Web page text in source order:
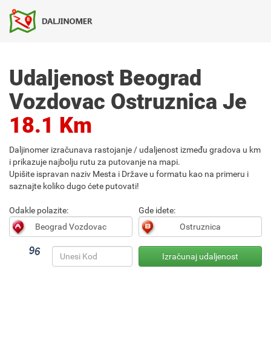
Udaljenost Beograd
Vozdovac Ostruznica Je
18.1 Km
Daljinomer izračunava rastojanje / udaljenost između gradova u km
i prikazuje najbolju rutu za putovanje na mapi.
Upišite ispravan naziv Mesta i Države u formatu kao na primeru i
saznajte koliko dugo ćete putovati!
Odakle polazite: Gde idete: